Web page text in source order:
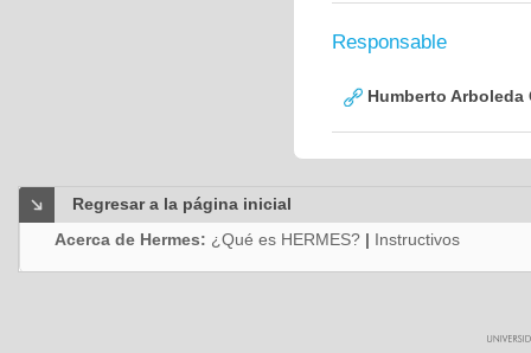
Responsable
Humberto Arboleda
Regresar a la página inicial
Acerca de Hermes: ¿Qué es HERMES? | Instructivos